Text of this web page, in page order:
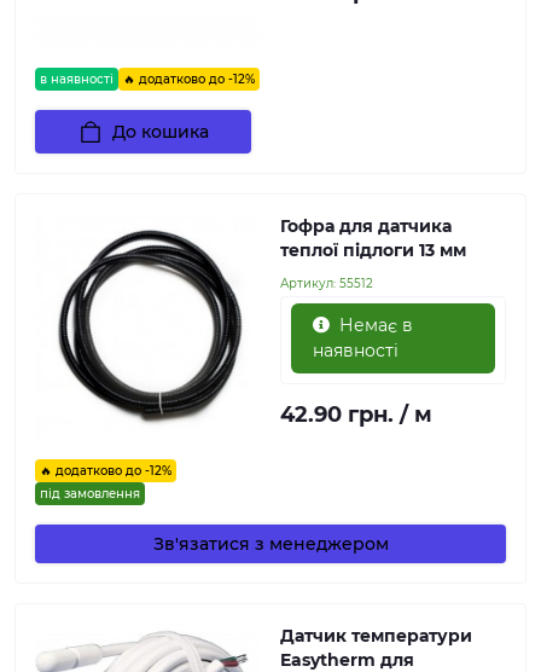
в наявності 🔥 додатково до -12%
До кошика
🔥 додатково до -12%
під замовлення
Гофра для датчика
теплої підлоги 13 мм
Артикул: 55512
Немає в
наявності
42.90 грн. / м
Зв'язатися з менеджером
Датчик температури
Easytherm для